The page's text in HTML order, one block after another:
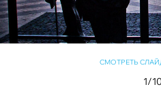
СМОТРЕТЬ
1/